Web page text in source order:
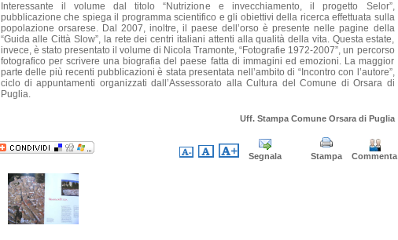
Interessante il volume dal titolo “Nutrizione e invecchiamento, il progetto Selor”,
pubblicazione che spiega il programma scientifico e gli obiettivi della ricerca effettuata sulla
popolazione orsarese. Dal 2007, inoltre, il paese dell’orso è presente nelle pagine della
“Guida alle Città Slow”, la rete dei centri italiani attenti alla qualità della vita. Questa estate,
invece, è stato presentato il volume di Nicola Tramonte, “Fotografie 1972-2007”, un percorso
fotografico per scrivere una biografia del paese fatta di immagini ed emozioni. La maggior
parte delle più recenti pubblicazioni è stata presentata nell’ambito di “Incontro con l’autore”,
ciclo di appuntamenti organizzati dall’Assessorato alla Cultura del Comune di Orsara di
Puglia.
Uff. Stampa Comune Orsara di Puglia
Segnala Stampa Commenta